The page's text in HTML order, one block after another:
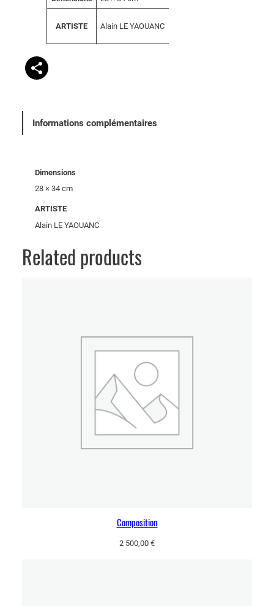
tt
u
V
l
ARTISTE Alain LE YAOUANC
Informations complémentaires
Dimensions
28 × 34 cm
ARTISTE
Alain LE YAOUANC
Related products
Composition
2 500,00 €